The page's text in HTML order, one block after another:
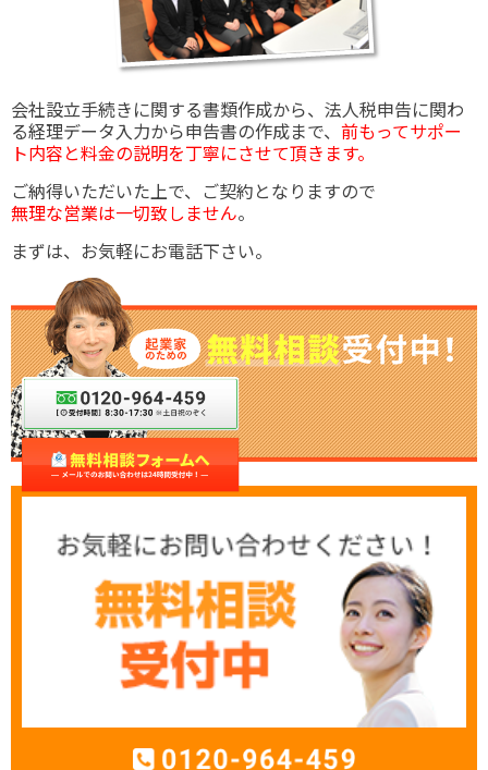
会社設立手続きに関する書類作成から、法人税申告に関わ
る経理データ入力から申告書の作成まで、 前もってサポー
ト内容と料金の説明を丁寧にさせて頂きます。
ご納得いただいた上で、ご契約となりますので
無理な営業は一切致しません。
まずは、お気軽にお電話下さい。